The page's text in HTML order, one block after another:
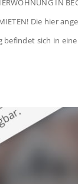
IN
Die hier
befindet sich in
eine hochwertige
mit einem